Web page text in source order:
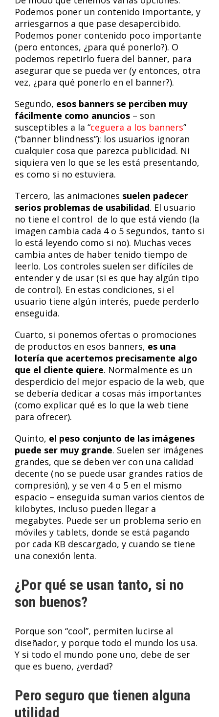
Podemos poner un contenido importante, y
arriesgarnos a que pase desapercibido.
Podemos poner contenido poco importante
(pero entonces, ¿para qué ponerlo?). O
podemos repetirlo fuera del banner, para
asegurar que se pueda ver (y entonces, otra
vez, ¿para qué ponerlo en el banner?).
Segundo, esos banners se perciben muy
fácilmente como anuncios – son
susceptibles a la “ceguera a los banners”
(“banner blindness”): los usuarios ignoran
cualquier cosa que parezca publicidad. Ni
siquiera ven lo que se les está presentando,
es como si no estuviera.
Tercero, las animaciones suelen padecer
serios problemas de usabilidad. El usuario
no tiene el control de lo que está viendo (la
imagen cambia cada 4 o 5 segundos, tanto si
lo está leyendo como si no). Muchas veces
cambia antes de haber tenido tiempo de
leerlo. Los controles suelen ser difíciles de
entender y de usar (si es que hay algún tipo
de control). En estas condiciones, si el
usuario tiene algún interés, puede perderlo
enseguida.
Cuarto, si ponemos ofertas o promociones
de productos en esos banners, es una
lotería que acertemos precisamente algo
que el cliente quiere. Normalmente es un
desperdicio del mejor espacio de la web, que
se debería dedicar a cosas más importantes
(como explicar qué es lo que la web tiene
para ofrecer).
Quinto, el peso conjunto de las imágenes
puede ser muy grande. Suelen ser imágenes
grandes, que se deben ver con una calidad
decente (no se puede usar grandes ratios de
compresión), y se ven 4 o 5 en el mismo
espacio – enseguida suman varios cientos de
kilobytes, incluso pueden llegar a
megabytes. Puede ser un problema serio en
móviles y tablets, donde se está pagando
por cada KB descargado, y cuando se tiene
una conexión lenta.
¿Por qué se usan tanto, si no
son buenos?
Porque son “cool”, permiten lucirse al
diseñador, y porque todo el mundo los usa.
Y si todo el mundo pone uno, debe de ser
que es bueno, ¿verdad?
Pero seguro que tienen alguna
utilidad